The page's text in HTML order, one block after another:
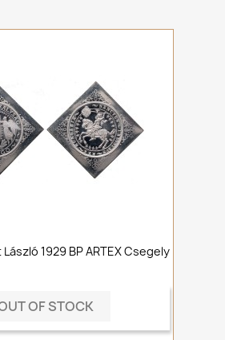
1929 BP ARTEX Csegely
OF STOCK